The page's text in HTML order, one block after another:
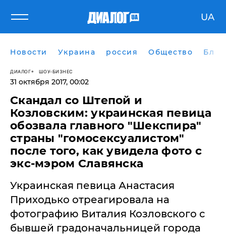
UA
Новости Украина россия Общество
ДИАЛОГ ШОУ-БИЗНЕС
31 октября 2017, 00:02
Скандал со Штепой и
Козловским: украинская певица
обозвала главного "Шекспира"
страны "гомосексуалистом"
после того, как увидела фото с
экс-мэром Славянска
Украинская певица Анастасия
Приходько отреагировала на
фотографию Виталия Козловского с
бывшей градоначальницей города